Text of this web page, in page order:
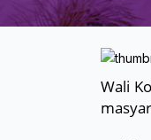
Wali